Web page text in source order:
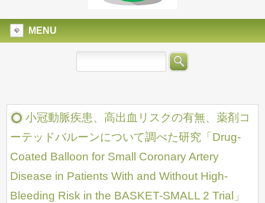
MENU
小冠動脈疾患、高出血リスクの有無、薬剤コ
ーテッドバルーンについて調べた研究「Drug-
Coated Balloon for Small Coronary Artery
Disease in Patients With and Without High-
Bleeding Risk in the BASKET-SMALL 2 Trial」